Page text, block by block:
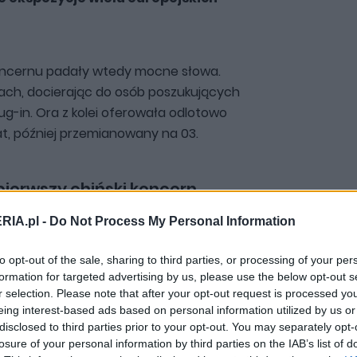
- Do Not Process My Personal Information
opt-out of the sale, sharing to third parties, or processing of your
for targeted advertising by us, please use the below opt-out
selection. Please note that after your opt-out request is processed
interest-based ads based on personal information utilized by us
to third parties prior to your opt-out. You may separately
of your personal information by third parties on the IAB’s list of
padały wtedy mocne słowa.
docierając do osób poszukujących
in. Ora z kolei oferowała odlotowo
później przemianowany na 03.
chiński koncern,
w Europie
sprzedaż, która w ubiegłym roku
Starym Kontynencie. W planach na
na wiele europejskich rynków. Mowa
Belgii, Luksemburgu, Holandii,
i Bułgarii. Do tej pory WEY i Ora